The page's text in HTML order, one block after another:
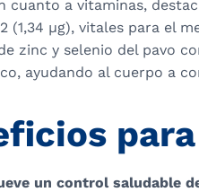
cuanto a vitaminas,
(1,34 µg), vitales para el
zinc y selenio del pavo
ayudando al cuerpo a
un control saludable